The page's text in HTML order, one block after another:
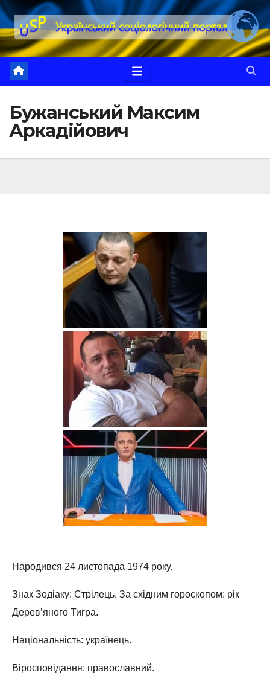
Перейти
до
вмісту
Бужанський Максим
Аркадійович
Народився 24 листопада 1974 року.
Знак Зодіаку: Стрілець. За східним гороскопом: рік
Дерев’яного Тигра.
Національність: українець.
Віросповідання: православний.